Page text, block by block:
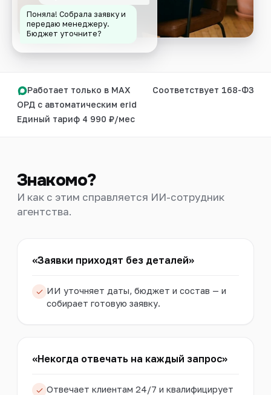
Поняла! Собрала заявку и
передаю менеджеру.
Бюджет уточните?
Работает только в MAX
Соответствует 168-ФЗ
ОРД с автоматическим erid
Единый тариф 4 990 ₽/мес
Знакомо?
И как с этим справляется ИИ-сотрудник
агентства.
«Заявки приходят без деталей»
ИИ уточняет даты, бюджет и состав — и
собирает готовую заявку.
«Некогда отвечать на каждый запрос»
Отвечает клиентам 24/7 и квалифицирует